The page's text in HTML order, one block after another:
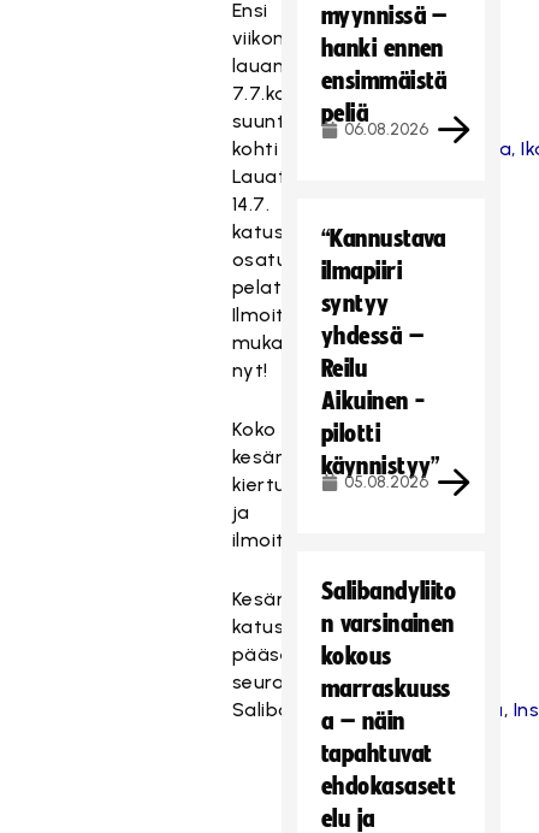
Ensi
viikonloppuna
lauantaina
7.7.katusählykiertue
suuntaa
kohti
Punkalaidunta,
Lauataina
14.7.
katusählyn
osaturnaus
pelataanParaisilla
Ilmoittaudu
mukaan
nyt!
Koko
kesän
kiertuekalenteri
ja
ilmoittautumisohjeet
Kesän
katusählytunnelmia
pääsee
seuraamaan
SalibandyliitonFacebookista,
myynnissä –
hanki ennen
ensimmäistä
peliä
06.08.2026
“Kannustava
ilmapiiri
syntyy
yhdessä –
Reilu
Aikuinen -
pilotti
käynnistyy”
05.08.2026
Salibandyliito
n varsinainen
kokous
marraskuuss
a – näin
tapahtuvat
ehdokasasett
elu ja